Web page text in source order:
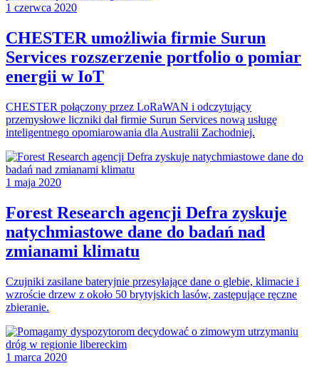
1 czerwca 2020
CHESTER umożliwia firmie Surun
Services rozszerzenie portfolio o pomiar
energii w IoT
CHESTER połączony przez LoRaWAN i odczytujący
przemysłowe liczniki dał firmie Surun Services nową usługę
inteligentnego opomiarowania dla Australii Zachodniej.
1 maja 2020
Forest Research agencji Defra zyskuje
natychmiastowe dane do badań nad
zmianami klimatu
Czujniki zasilane bateryjnie przesyłające dane o glebie, klimacie i
wzroście drzew z około 50 brytyjskich lasów, zastępujące ręczne
zbieranie.
1 marca 2020